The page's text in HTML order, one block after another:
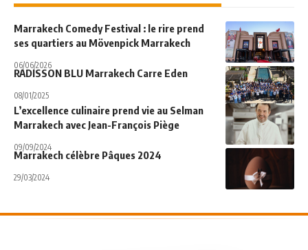
Marrakech Comedy Festival : le rire prend
ses quartiers au Mövenpick Marrakech
06/06/2026
RADISSON BLU Marrakech Carre Eden
08/01/2025
L’excellence culinaire prend vie au Selman
Marrakech avec Jean-François Piège
09/09/2024
Marrakech célèbre Pâques 2024
29/03/2024